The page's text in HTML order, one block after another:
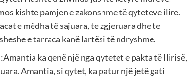
kishte pamjen e zakonshme të qyteteve ilire.
e mëdha të sajuara, te zgjeruara dhe te
e tarraca kanë lartësi të ndryshme.
ka qenë një nga qytetet e pakta të Ilirisë,
Amantia, si qytet, ka patur një jetë gati